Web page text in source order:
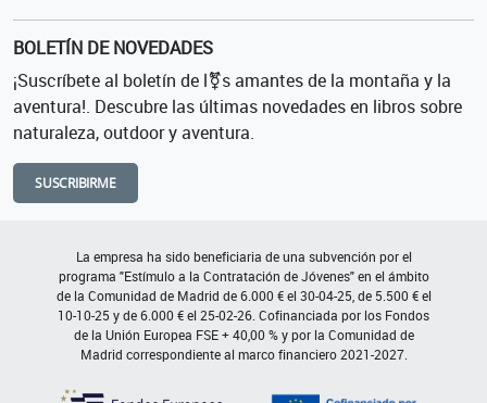
BOLETÍN DE NOVEDADES
¡Suscríbete al boletín de l⚧s amantes de la montaña y la
aventura!. Descubre las últimas novedades en libros sobre
naturaleza, outdoor y aventura.
SUSCRIBIRME
La empresa ha sido beneficiaria de una subvención por el
programa "Estímulo a la Contratación de Jóvenes" en el ámbito
de la Comunidad de Madrid de 6.000 € el 30-04-25, de 5.500 € el
10-10-25 y de 6.000 € el 25-02-26. Cofinanciada por los Fondos
de la Unión Europea FSE + 40,00 % y por la Comunidad de
Madrid correspondiente al marco financiero 2021-2027.